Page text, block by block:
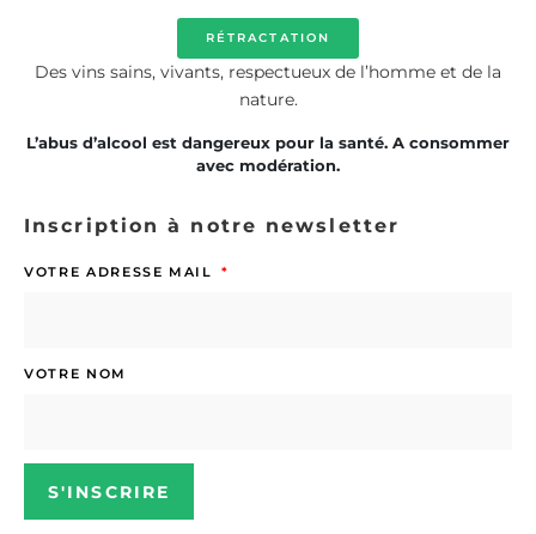
RÉTRACTATION
Des vins sains, vivants, respectueux de l’homme et de la
nature.
L’abus d’alcool est dangereux pour la santé. A consommer
avec modération.
Inscription à notre newsletter
VOTRE ADRESSE MAIL
VOTRE NOM
S'INSCRIRE